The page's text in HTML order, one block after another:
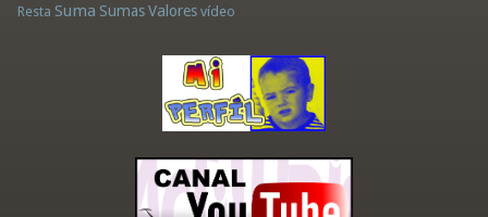
Resta Suma Sumas Valores vídeo